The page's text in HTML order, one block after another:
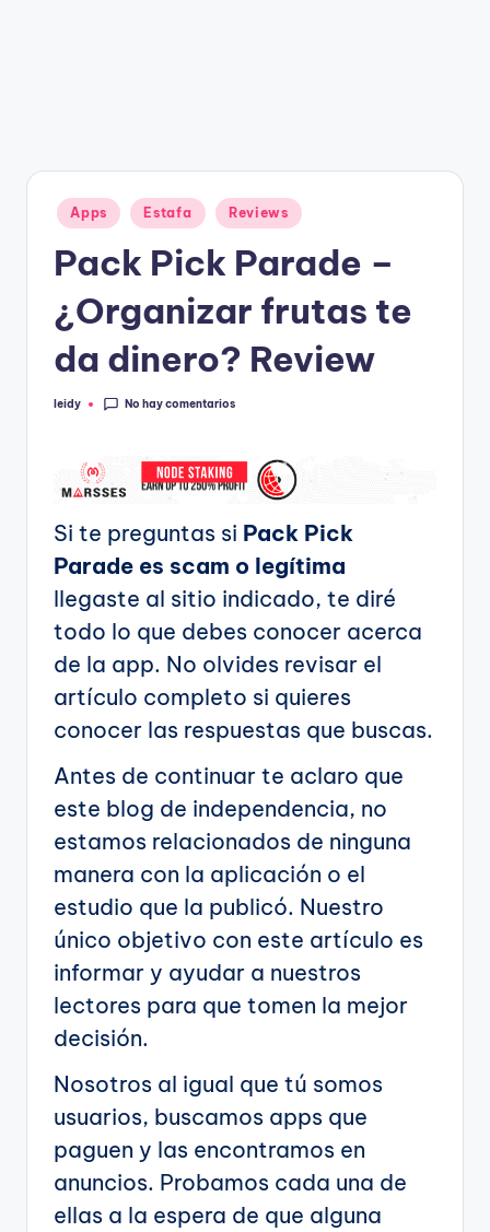
Publicado
en
Apps Estafa Reviews
Pack Pick Parade –
¿Organizar frutas te
da dinero? Review
Publicado
leidy No hay comentarios
Si te preguntas si Pack Pick
Parade es scam o legítima
llegaste al sitio indicado, te diré
todo lo que debes conocer acerca
de la app. No olvides revisar el
artículo completo si quieres
conocer las respuestas que buscas.
Antes de continuar te aclaro que
este blog de independencia, no
estamos relacionados de ninguna
manera con la aplicación o el
estudio que la publicó. Nuestro
único objetivo con este artículo es
informar y ayudar a nuestros
lectores para que tomen la mejor
decisión.
Nosotros al igual que tú somos
usuarios, buscamos apps que
paguen y las encontramos en
anuncios. Probamos cada una de
ellas a la espera de que alguna